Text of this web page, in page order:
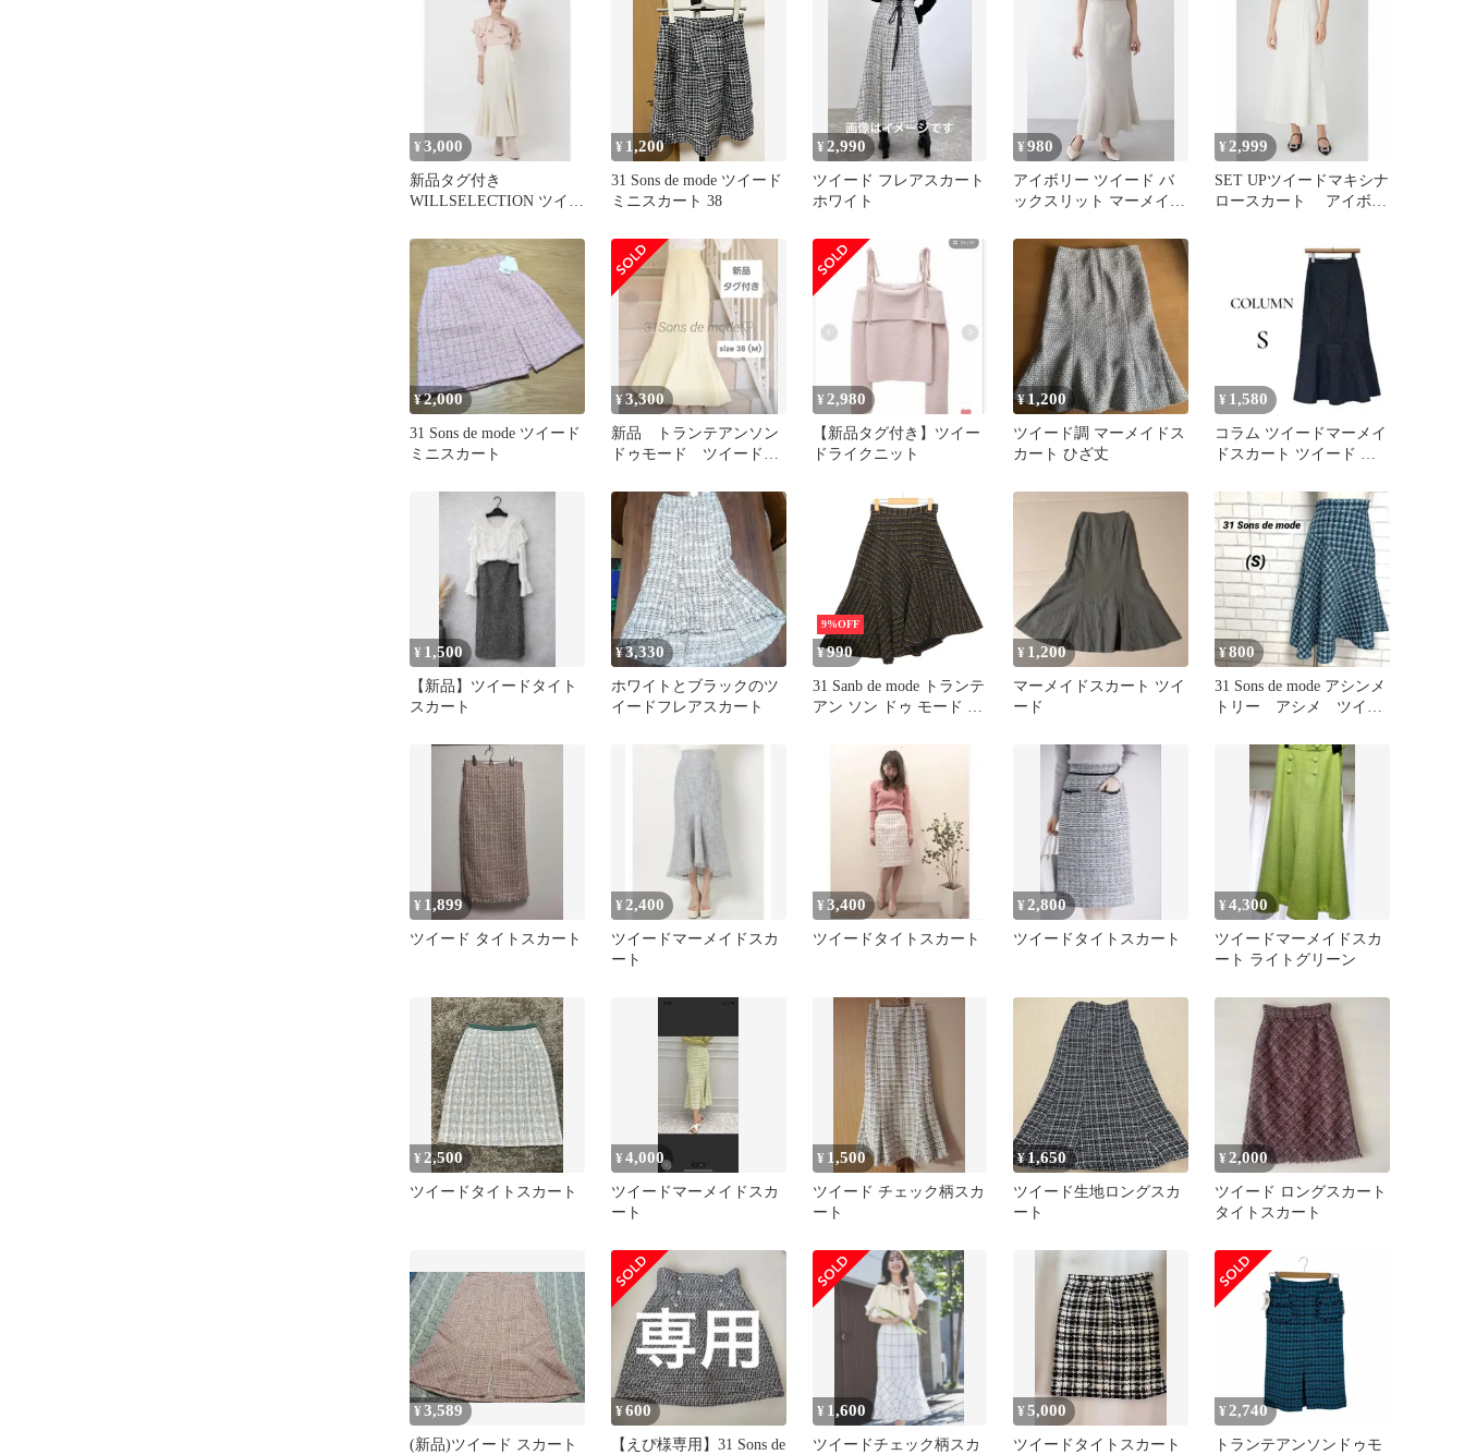
マーメイドシルエット
¥ 3,000
新品タグ付き
WILLSELECTION ツイー
スカート
¥ 1,200
31 Sons de mode ツイード
ミニスカート 38
¥ 2,990
ツイード フレアスカート
ホワイト
¥980
アイボリー ツイード バ
ックスリット マーメイド
¥ 2,999
SET UPツイードマキシナ
ロースカート アイボリ
¥2,000
31 Sons de mode ツイード
ミニスカート
¥3,300
新品 トランテアンソン
ドゥモード ツイード
エロー M
¥ 2,980
【新品タグ付き】ツイー
ドライクニット
¥1,200
ツイード調 マーメイドス
カート ひざ丈
¥ 1,580
コラム ツイードマーメイ
ドスカート ツイード ハ
¥ 1,500
【新品】ツイードタイト
スカート
¥3,330
ホワイトとブラックのツ
イードフレアスカート
9%OFF
¥990
31 Sanb de mode トランテ
アン ソン ドゥ モード 秋
ンメトリー フレア スカ
ート Sz.38 レディース
¥ 1,200
マーメイドスカート ツイ
ード
¥800
31 Sons de mode アシンメ
トリー アシメ ツイー
¥ 1,899
ツイード タイトスカート
¥ 2,400
ツイードマーメイドスカ
ート
¥ 3,400
ツイードタイトスカート
¥ 2,800
ツイードタイトスカート
¥4,300
ツイードマーメイドスカ
ート ライトグリーン
¥ 2,500
ツイードタイトスカート
¥4,000
ツイードマーメイドスカ
ート
¥ 1,500
ツイード チェック柄スカ
ート
¥1,650
ツイード生地ロングスカ
ート
¥2,000
ツイード ロングスカート
タイトスカート
¥3,589
(新品)ツイード スカート
¥600
【えぴ様専用】31 Sons de
¥ 1,600
ツイードチェック柄スカ
¥5,000
ツイードタイトスカート
¥ 2,740
トランテアンソンドゥモ